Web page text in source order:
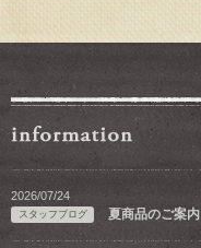
2026/07/24
スタッフブログ 夏商品のご案内